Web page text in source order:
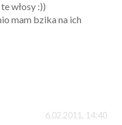
włosy :))
mam bzika na ich
6.02.2011, 14:40